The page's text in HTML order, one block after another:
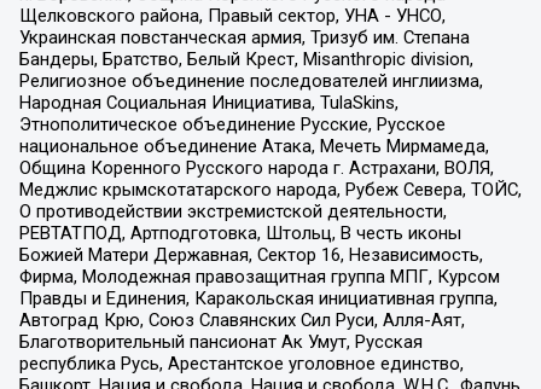
Щелковского района, Правый сектор, УНА - УНСО,
Украинская повстанческая армия, Тризуб им. Степана
Бандеры, Братство, Белый Крест, Misanthropic division,
Религиозное объединение последователей инглиизма,
Народная Социальная Инициатива, TulaSkins,
Этнополитическое объединение Русские, Русское
национальное объединение Атака, Мечеть Мирмамеда,
Община Коренного Русского народа г. Астрахани, ВОЛЯ,
Меджлис крымскотатарского народа, Рубеж Севера, ТОЙС,
О противодействии экстремистской деятельности,
РЕВТАТПОД, Артподготовка, Штольц, В честь иконы
Божией Матери Державная, Сектор 16, Независимость,
Фирма, Молодежная правозащитная группа МПГ, Курсом
Правды и Единения, Каракольская инициативная группа,
Автоград Крю, Союз Славянских Сил Руси, Алля-Аят,
Благотворительный пансионат Ак Умут, Русская
республика Русь, Арестантское уголовное единство,